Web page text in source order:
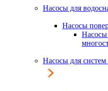
Насосы для
Насосы
Насосы
Насосы для